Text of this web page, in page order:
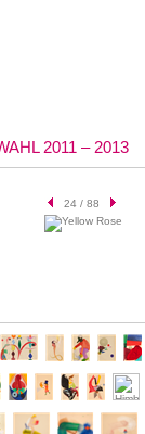
2011 – 2013
24 / 88